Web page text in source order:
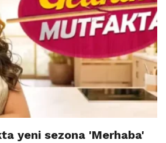
yeni sezona 'Merhaba'